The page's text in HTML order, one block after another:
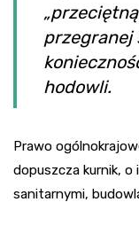
przegranej
hodowli.
Prawo
dopuszcza kurnik, o
sanitarnymi,